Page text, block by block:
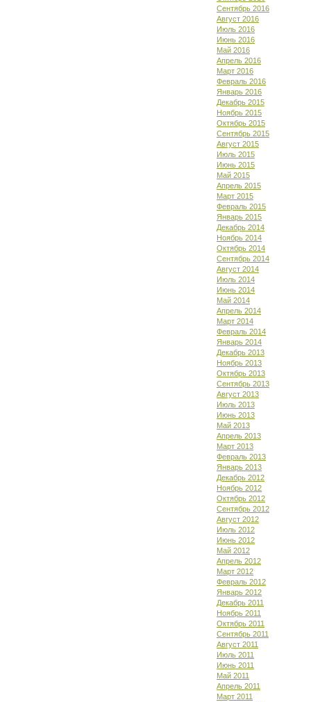
Сентябрь 2016
Август 2016
Июль 2016
Июнь 2016
Май 2016
Апрель 2016
Март 2016
Февраль 2016
Январь 2016
Декабрь 2015
Ноябрь 2015
Октябрь 2015
Сентябрь 2015
Август 2015
Июль 2015
Июнь 2015
Май 2015
Апрель 2015
Март 2015
Февраль 2015
Январь 2015
Декабрь 2014
Ноябрь 2014
Октябрь 2014
Сентябрь 2014
Август 2014
Июль 2014
Июнь 2014
Май 2014
Апрель 2014
Март 2014
Февраль 2014
Январь 2014
Декабрь 2013
Ноябрь 2013
Октябрь 2013
Сентябрь 2013
Август 2013
Июль 2013
Июнь 2013
Май 2013
Апрель 2013
Март 2013
Февраль 2013
Январь 2013
Декабрь 2012
Ноябрь 2012
Октябрь 2012
Сентябрь 2012
Август 2012
Июль 2012
Июнь 2012
Май 2012
Апрель 2012
Март 2012
Февраль 2012
Январь 2012
Декабрь 2011
Ноябрь 2011
Октябрь 2011
Сентябрь 2011
Август 2011
Июль 2011
Июнь 2011
Май 2011
Апрель 2011
Март 2011